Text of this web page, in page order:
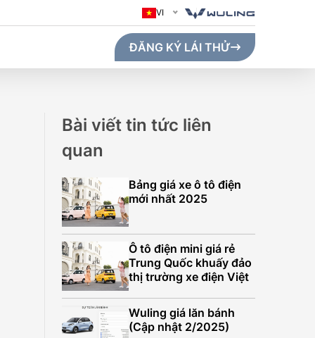
VI
ĐĂNG KÝ LÁI THỬ
MAX (410KM)
Bài viết tin tức liên
quan
Bảng giá xe ô tô điện
mới nhất 2025
Ô tô điện mini giá rẻ
Trung Quốc khuấy đảo
thị trường xe điện Việt
Wuling giá lăn bánh
(Cập nhật 2/2025)